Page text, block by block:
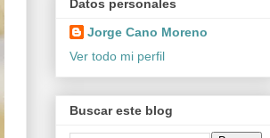
Datos personales
Jorge Cano Moreno
Ver todo mi perfil
Buscar este blog